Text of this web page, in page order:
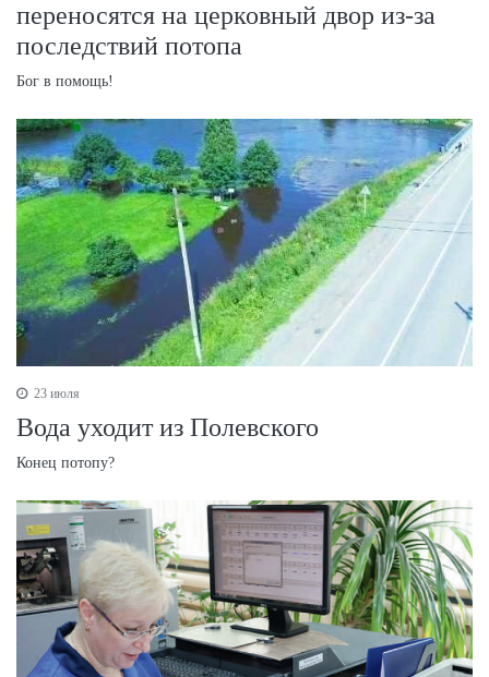
переносятся на церковный двор из-за
последствий потопа
Бог в помощь!
23 июля
Вода уходит из Полевского
Конец потопу?